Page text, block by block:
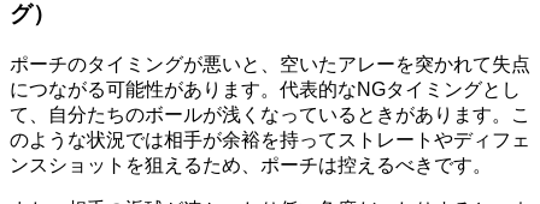
グ）
ポーチのタイミングが悪いと、空いたアレーを突かれて失点
につながる可能性があります。代表的なNGタイミングとし
て、自分たちのボールが浅くなっているときがあります。こ
のような状況では相手が余裕を持ってストレートやディフェ
ンスショットを狙えるため、ポーチは控えるべきです。